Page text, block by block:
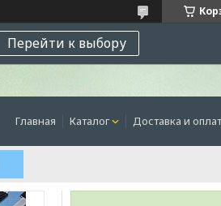
Перейти к выбору
Главная Каталог Доставка и